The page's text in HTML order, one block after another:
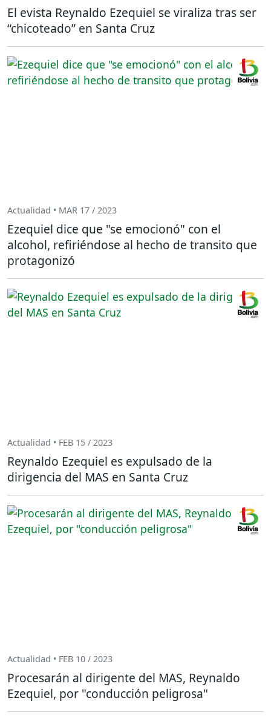
El evista Reynaldo Ezequiel se viraliza tras ser
“chicoteado” en Santa Cruz
Actualidad • MAR 17 / 2023
Ezequiel dice que "se emocionó" con el
alcohol, refiriéndose al hecho de transito que
protagonizó
Actualidad • FEB 15 / 2023
Reynaldo Ezequiel es expulsado de la
dirigencia del MAS en Santa Cruz
Actualidad • FEB 10 / 2023
Procesarán al dirigente del MAS, Reynaldo
Ezequiel, por "conducción peligrosa"